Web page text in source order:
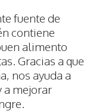
fuente de
contiene
alimento
Gracias a que
nos ayuda a
a mejorar